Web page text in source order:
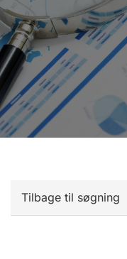
Tilbage til søgning